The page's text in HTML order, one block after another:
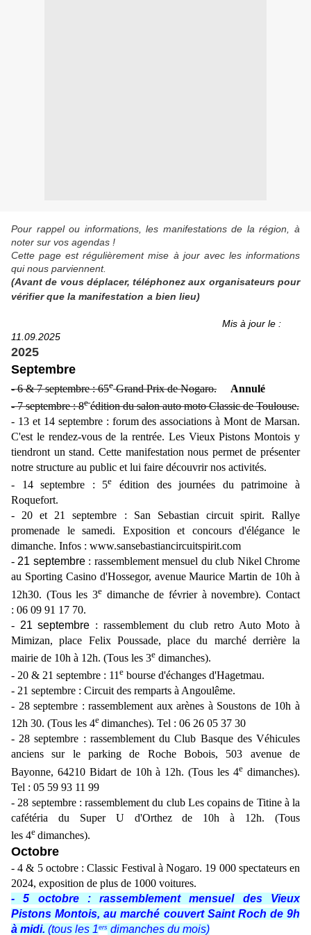
Pour rappel ou informations, les manifestations de la région, à
noter sur vos agendas !
Cette page est régulièrement mise à jour avec les informations
qui nous parviennent.
(Avant de vous déplacer, téléphonez aux organisateurs pour
vérifier que la manifestation a bien lieu)
Mis à jour le :
11 .09 2025
2025
Septembre
- 6 & 7 septembre : 65eGrand Prix de Nogaro.
Annulé
- 7 septembre : 8eédition du salon auto moto Classic de Toulouse.
- 13 et 14 septembre : forum des associations à Mont de Marsan.
C'est le rendez-vous de la rentrée. Les Vieux Pistons Montois y
tiendront un stand. Cette manifestation nous permet de présenter
notre structure au public et lui faire découvrir nos activités.
- 14 septembre : 5e édition des journées du patrimoine à
Roquefort.
- 20 et 21 septembre : San Sebastian circuit spirit. Rallye
promenade le samedi. Exposition et concours d'élégance le
dimanche. Infos : www.sansebastiancircuitspirit.com
- 21 septembre : rassemblement mensuel du club Nikel Chrome
au Sporting Casino d'Hossegor, avenue Maurice Martin de 10h à
12h30. (Tous les 3e dimanche de février à novembre). Contact
: 06 09 91 17 70.
- 21 septembre : rassemblement du club retro Auto Moto à
Mimizan, place Felix Poussade, place du marché derrière la
mairie de 10h à 12h. (Tous les 3e dimanches).
- 20 & 21 septembre : 11 e bourse d'échanges d'Hagetmau.
- 21 septembre : Circuit des remparts à Angoulême.
- 28 septembre : rassemblement aux arènes à Soustons de 10h à
12h 30. (Tous les 4e dimanches). Tel : 06 26 05 37 30
- 28 septembre : rassemblement du Club Basque des Véhicules
anciens sur le parking de Roche Bobois, 503 avenue de
Bayonne, 64210 Bidart de 10h à 12h. (Tous les 4e dimanches).
Tel : 05 59 93 11 99
- 28 septembre : rassemblement du club Les copains de Titine à la
cafétéria du Super U d'Orthez de 10h à 12h. (Tous
les 4e dimanches).
Octobre
- 4 & 5 octobre : Classic Festival à Nogaro. 19 000 spectateurs en
2024, exposition de plus de 1000 voitures.
- 5 octobre : rassemblement mensuel des Vieux
Pistons Montois, au marché couvert Saint Roch de 9h
à midi. (tous les 1ers dimanches du mois)